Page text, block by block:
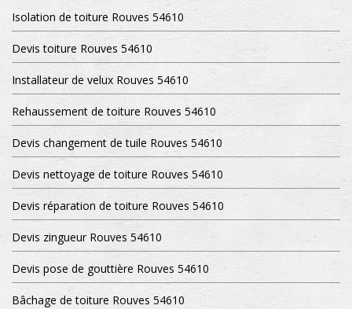
Isolation de toiture Rouves 54610
Devis toiture Rouves 54610
Installateur de velux Rouves 54610
Rehaussement de toiture Rouves 54610
Devis changement de tuile Rouves 54610
Devis nettoyage de toiture Rouves 54610
Devis réparation de toiture Rouves 54610
Devis zingueur Rouves 54610
Devis pose de gouttière Rouves 54610
Bâchage de toiture Rouves 54610